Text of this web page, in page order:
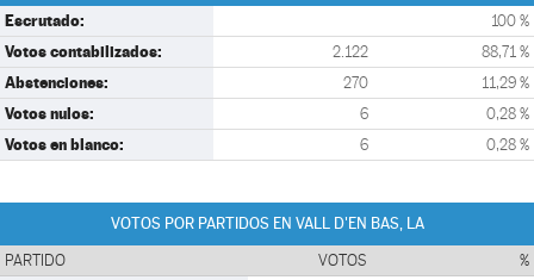
Escrutado: 100 %
Votos contabilizados: 2.122 88,71 %
Abstenciones: 270 11,29 %
Votos nulos: 6 0,28 %
Votos en blanco: 6 0,28 %
VOTOS POR PARTIDOS EN VALL D'EN BAS, LA
PARTIDO VOTOS %